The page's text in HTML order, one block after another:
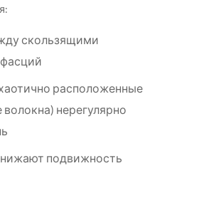
скользящими
расположенные
нерегулярно
подвижность